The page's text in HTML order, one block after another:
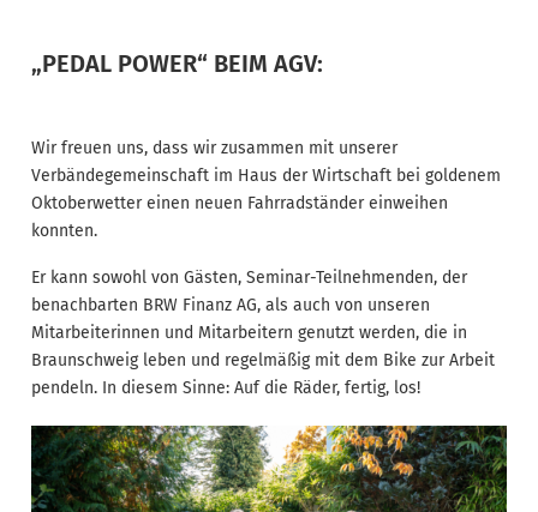
„PEDAL POWER“ BEIM AGV:
Wir freuen uns, dass wir zusammen mit unserer
Verbändegemeinschaft im Haus der Wirtschaft bei goldenem
Oktoberwetter einen neuen Fahrradständer einweihen
konnten.
Er kann sowohl von Gästen, Seminar-Teilnehmenden, der
benachbarten BRW Finanz AG, als auch von unseren
Mitarbeiterinnen und Mitarbeitern genutzt werden, die in
Braunschweig leben und regelmäßig mit dem Bike zur Arbeit
pendeln. In diesem Sinne: Auf die Räder, fertig, los!